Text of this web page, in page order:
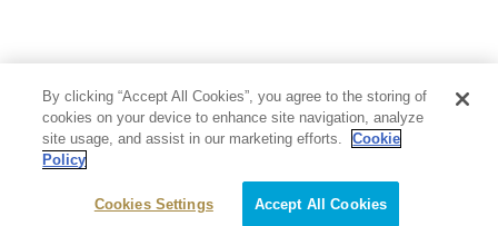
By clicking “Accept All Cookies”, you agree to the storing of
cookies on your device to enhance site navigation, analyze
site usage, and assist in our marketing efforts.
Cookie
Policy
Cookies Settings Accept All Cookies